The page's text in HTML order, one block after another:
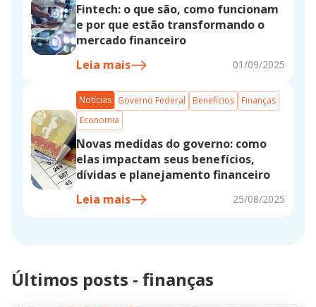
Fintech: o que são, como funcionam
e por que estão transformando o
mercado financeiro
Leia mais
01/09/2025
Notícias Governo Federal Benefícios
Finanças
Economia
Novas medidas do governo: como
elas impactam seus benefícios,
dívidas e planejamento financeiro
Leia mais
25/08/2025
Últimos posts - finanças